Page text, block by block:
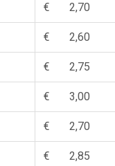
€ 2,70
€ 2,60
€ 2,75
€ 3,00
€ 2,70
€ 2,85